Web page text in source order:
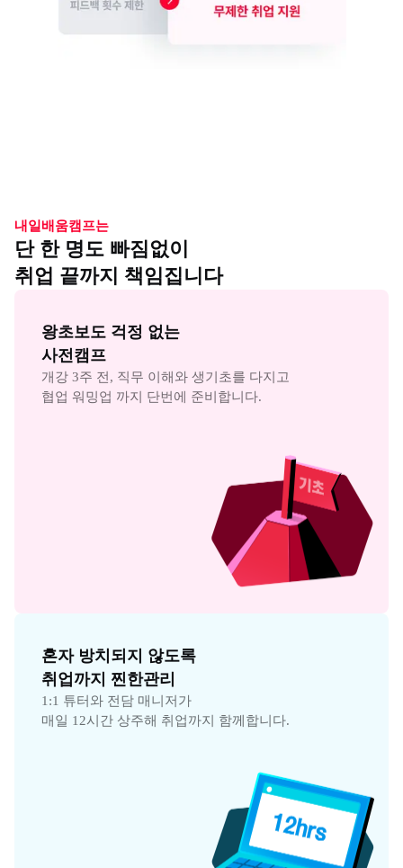
내일배움캠프는
단 한 명도 빠짐없이
취업 끝까지 책임집니다
왕초보도 걱정 없는
사전캠프
개강 3주 전, 직무 이해와 생기초를 다지고
협업 워밍업 까지 단번에 준비합니다.
혼자 방치되지 않도록
취업까지 찐한관리
1:1 튜터와 전담 매니저가
매일 12시간 상주해 취업까지 함께합니다.